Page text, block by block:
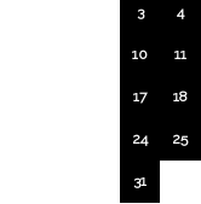
3 4
10 11
17 18
24 25
31